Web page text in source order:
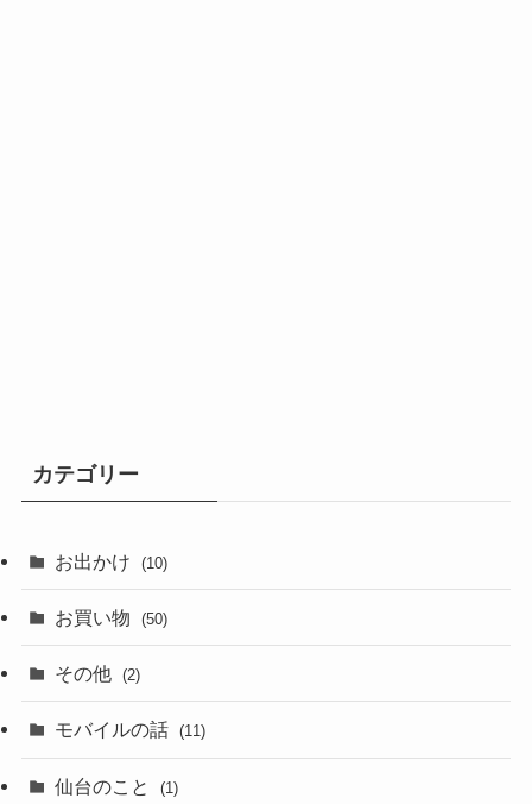
カテゴリー
お出かけ (10)
お買い物 (50)
その他 (2)
モバイルの話 (11)
仙台のこと (1)